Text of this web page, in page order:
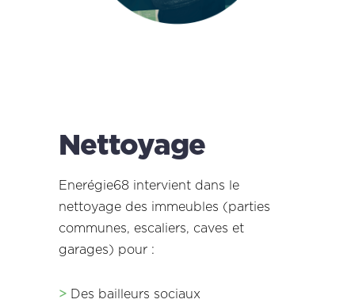
Nettoyage
Enerégie68 intervient dans le
nettoyage des immeubles (parties
communes, escaliers, caves et
garages) pour :
> Des bailleurs sociaux